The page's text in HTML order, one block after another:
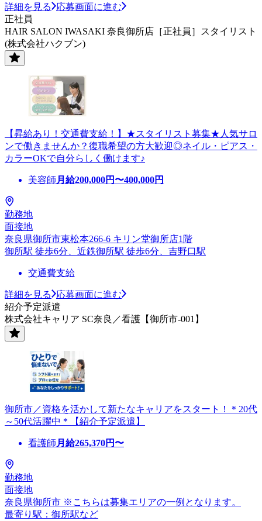
詳細を見る
応募画面に進む
正社員
HAIR SALON IWASAKI 奈良御所店［正社員］スタイリスト
(株式会社ハクブン)
【昇給あり！交通費支給！】★スタイリスト募集★人気サロ
ンで働きませんか？復職希望の方大歓迎◎ネイル・ピアス・
カラーOKで自分らしく働けます♪
美容師 月給200,000円〜400,000円
勤務地
面接地
奈良県御所市東松本266-6 キリン堂御所店1階
御所駅 徒歩6分、近鉄御所駅 徒歩6分、吉野口駅
交通費支給
詳細を見る
応募画面に進む
紹介予定派遣
株式会社キャリア SC奈良／看護【御所市-001】
御所市／資格を活かして新たなキャリアをスタート！＊20代
～50代活躍中＊【紹介予定派遣】
看護師 月給265,370円〜
勤務地
面接地
奈良県御所市 ※こちらは募集エリアの一例となります。
最寄り駅：御所駅など